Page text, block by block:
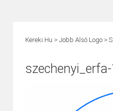
Kereki.hu > Jobb Alsó Logo >